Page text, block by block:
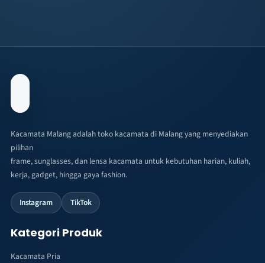
Kacamata Malang adalah toko kacamata di Malang yang menyediakan
pilihan
frame, sunglasses, dan lensa kacamata untuk kebutuhan harian, kuliah,
kerja, gadget, hingga gaya fashion.
Instagram TikTok
Kategori Produk
Kacamata Pria